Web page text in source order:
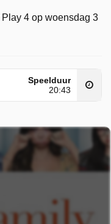
4 op woensdag 3
Speelduur
20:43